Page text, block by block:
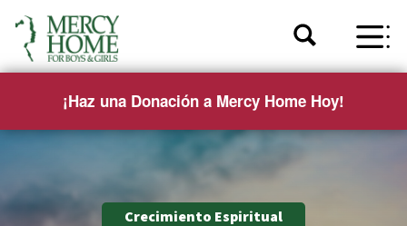
¡Haz una Donación a Mercy Home Hoy!
Crecimiento Espiritual